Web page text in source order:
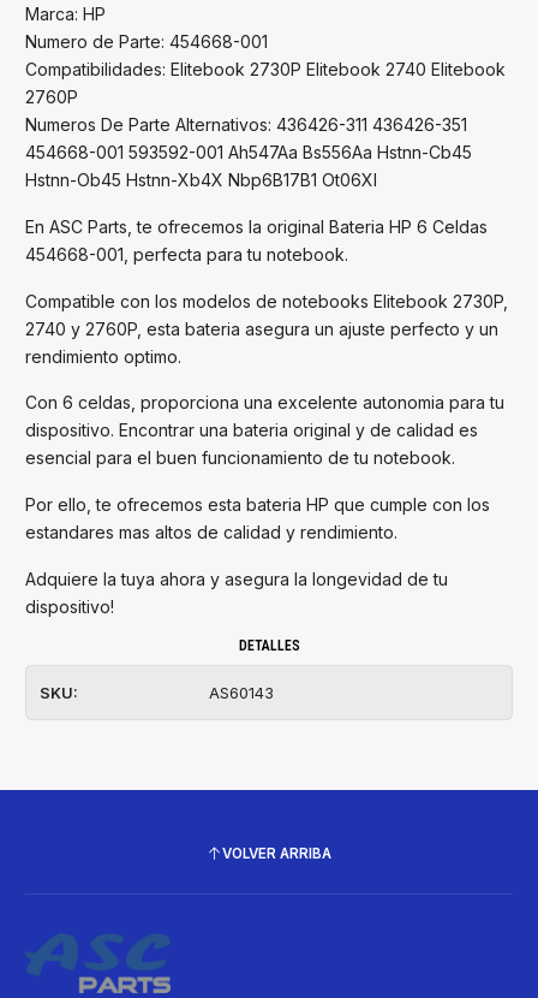
Marca: HP
Numero de Parte: 454668-001
Compatibilidades: Elitebook 2730P Elitebook 2740 Elitebook
2760P
Numeros De Parte Alternativos: 436426-311 436426-351
454668-001 593592-001 Ah547Aa Bs556Aa Hstnn-Cb45
Hstnn-Ob45 Hstnn-Xb4X Nbp6B17B1 Ot06Xl
En ASC Parts, te ofrecemos la original Bateria HP 6 Celdas
454668-001, perfecta para tu notebook.
Compatible con los modelos de notebooks Elitebook 2730P,
2740 y 2760P, esta bateria asegura un ajuste perfecto y un
rendimiento optimo.
Con 6 celdas, proporciona una excelente autonomia para tu
dispositivo. Encontrar una bateria original y de calidad es
esencial para el buen funcionamiento de tu notebook.
Por ello, te ofrecemos esta bateria HP que cumple con los
estandares mas altos de calidad y rendimiento.
Adquiere la tuya ahora y asegura la longevidad de tu
dispositivo!
DETALLES
SKU: AS60143
VOLVER ARRIBA